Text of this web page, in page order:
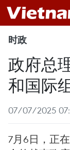
时政
政府总
和国际
07/07/2025
7月6日，正